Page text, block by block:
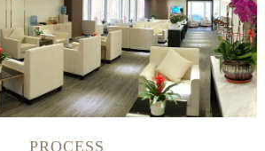
PROCESS